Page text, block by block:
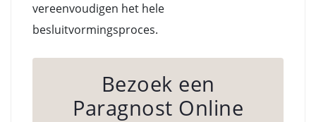
vereenvoudigen het hele
besluitvormingsproces.
Bezoek een
Paragnost Online